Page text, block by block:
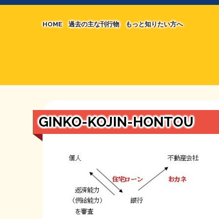
HOME 過去の主な刊行物 もっと知りたい方へ
たかの経世済民イラスト集
GINKO-KOJIN-HONTOU